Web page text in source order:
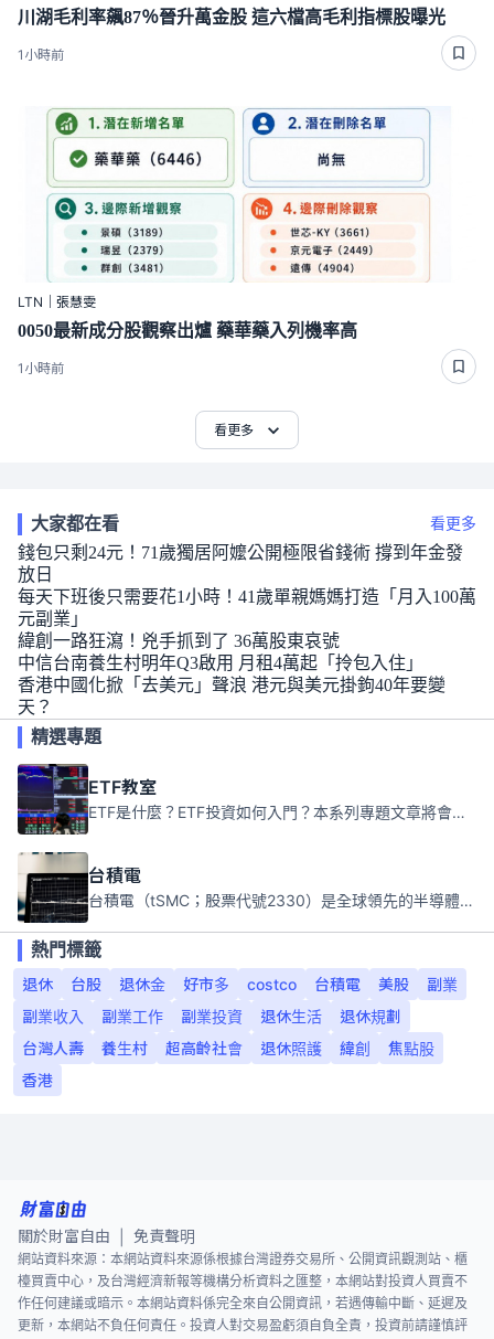
川湖毛利率飆87％晉升萬金股 這六檔高毛利指標股曝光
1小時前
LTN｜張慧雯
0050最新成分股觀察出爐 藥華藥入列機率高
1小時前
看更多
大家都在看 看更多
錢包只剩24元！71歲獨居阿嬤公開極限省錢術 撐到年金發
放日
每天下班後只需要花1小時！41歲單親媽媽打造「月入100萬
元副業」
緯創一路狂瀉！兇手抓到了 36萬股東哀號
中信台南養生村明年Q3啟用 月租4萬起「拎包入住」
香港中國化掀「去美元」聲浪 港元與美元掛鉤40年要變
天？
精選專題
ETF教室
ETF是什麼？ETF投資如何入門？本系列專題文章將會告訴你新手必須知道的ETF基礎知識。
台積電
台積電（tSMC；股票代號2330）是全球領先的半導體代工公司，成立於1987年，總部位於台灣新竹。且已於美國、日本、德國及中國設廠，台積電是全球首家專業積體電路製造服務公司，也是全球最先進和最大規模的半導體代工廠。
熱門標籤
退休
台股 退休金 好市多 costco 台積電 美股
副業
副業收入
副業工作 副業投資 退休生活
退休規劃
台灣人壽
養生村 超高齡社會 退休照護 緯創
焦點股
香港
關於財富自由 免責聲明
網站資料來源：本網站資料來源係根據台灣證券交易所、公開資訊觀測站、櫃
檯買賣中心，及台灣經濟新報等機構分析資料之匯整，本網站對投資人買賣不
作任何建議或暗示。本網站資料係完全來自公開資訊，若遇傳輸中斷、延遲及
更新，本網站不負任何責任。投資人對交易盈虧須自負全責，投資前請謹慎評